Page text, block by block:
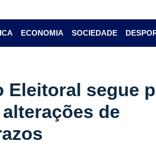
ECONOMIA SOCIEDADE
Eleitoral segue
de